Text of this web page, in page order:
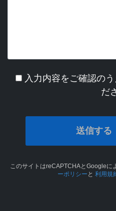
入力内容をご確認の
だ
このサイトはreCAPTCHAとGoogleに
ーポリシー と 利用規